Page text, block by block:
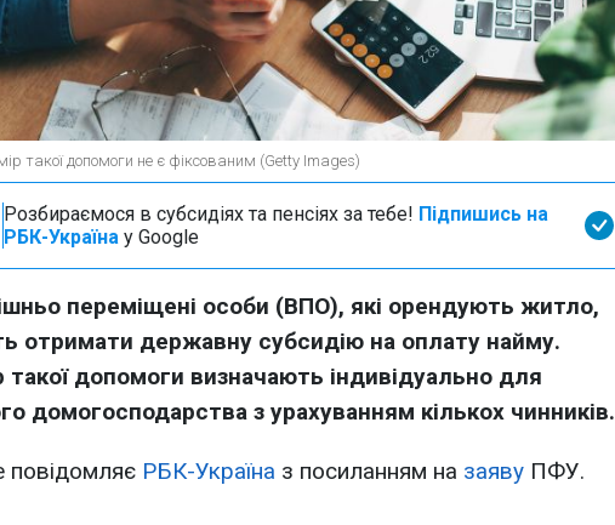
такої допомоги не є фіксованим (Getty Images)
Розбираємося в субсидіях та пенсіях за тебе! Підпишись на
РБК-Україна у Google
переміщені особи (ВПО), які орендують житло,
отримати державну субсидію на оплату найму.
такої допомоги визначають індивідуально для
домогосподарства з урахуванням кількох чинників.
повідомляє РБК-Україна з посиланням на заяву ПФУ.